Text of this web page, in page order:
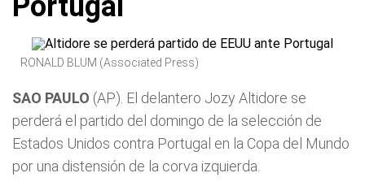
RONALD BLUM (Associated Press)
SAO PAULO (AP). El delantero Jozy Altidore se
perderá el partido del domingo de la selección de
Estados Unidos contra Portugal en la Copa del Mundo
por una distensión de la corva izquierda.